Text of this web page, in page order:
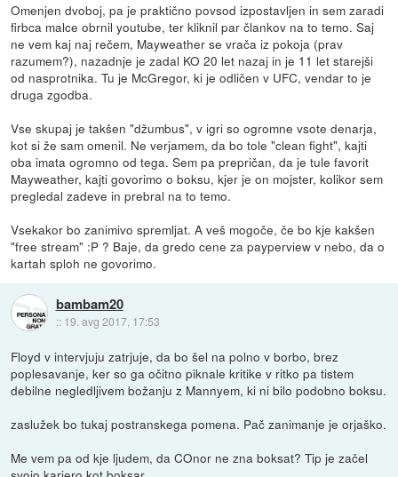
Omenjen dvoboj, pa je praktično povsod izpostavljen in sem zaradi
firbca malce obrnil youtube, ter kliknil par člankov na to temo. Saj
ne vem kaj naj rečem, Mayweather se vrača iz pokoja (prav
razumem?), nazadnje je zadal KO 20 let nazaj in je 11 let starejši
od nasprotnika. Tu je McGregor, ki je odličen v UFC, vendar to je
druga zgodba.
Vse skupaj je takšen "džumbus", v igri so ogromne vsote denarja,
kot si že sam omenil. Ne verjamem, da bo tole "clean fight", kajti
oba imata ogromno od tega. Sem pa prepričan, da je tule favorit
Mayweather, kajti govorimo o boksu, kjer je on mojster, kolikor sem
pregledal zadeve in prebral na to temo.
Vsekakor bo zanimivo spremljat. A veš mogoče, če bo kje kakšen
"free stream" :P ? Baje, da gredo cene za payperview v nebo, da o
kartah sploh ne govorimo.
bambam20
:: 19. avg 2017, 17:53
Floyd v intervjuju zatrjuje, da bo šel na polno v borbo, brez
poplesavanje, ker so ga očitno piknale kritike v ritko pa tistem
debilne negledljivem božanju z Mannyem, ki ni bilo podobno boksu.
zaslužek bo tukaj postranskega pomena. Pač zanimanje je orjaško.
Me vem pa od kje ljudem, da COnor ne zna boksat? Tip je začel